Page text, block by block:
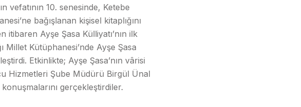
vefatının 10. senesinde, Ketebe
bağışlanan kişisel kitaplığını
Ayşe Şasa Külliyatı’nın ilk
Millet Kütüphanesi’nde Ayşe Şasa
Etkinlikte; Ayşe Şasa’nın vârisi
Hizmetleri Şube Müdürü Birgül Ünal
gerçekleştirdiler.